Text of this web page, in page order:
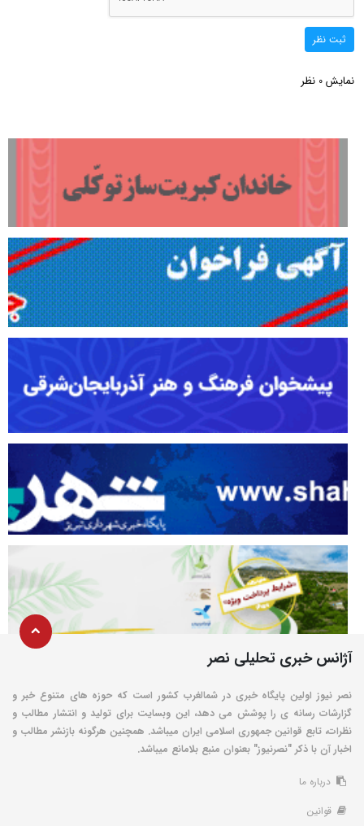
ثبت نظر
نمایش 0 نظر
آژانس خبری تحلیلی نصر
نصر نیوز اولین پایگاه خبری در شمالغرب کشور است که حوزه های متنوع خبر و
گزارشات رسانه ی را پوشش می دهد، این وبسایت برای تولید و انتشار مطالب و
نظرات، تابع قوانین جمهوری اسلامی ایران میباشد. همچنین هرگونه بازنشر مطالب و
اخبار آن با ذکر "نصرنیوز" بعنوان منبع بلامانع میباشد.
درباره ما
قوانین